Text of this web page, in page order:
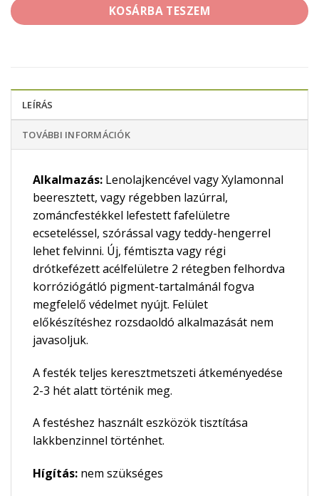
KOSÁRBA TESZEM
LEÍRÁS
TOVÁBBI INFORMÁCIÓK
Alkalmazás: Lenolajkencével vagy Xylamonnal
beeresztett, vagy régebben lazúrral,
zománcfestékkel lefestett fafelületre
ecseteléssel, szórással vagy teddy-hengerrel
lehet felvinni. Új, fémtiszta vagy régi
drótkefézett acélfelületre 2 rétegben felhordva
korróziógátló pigment-tartalmánál fogva
megfelelő védelmet nyújt. Felület
előkészítéshez rozsdaoldó alkalmazását nem
javasoljuk.
A festék teljes keresztmetszeti átkeményedése
2-3 hét alatt történik meg.
A festéshez használt eszközök tisztítása
lakkbenzinnel történhet.
Hígítás: nem szükséges